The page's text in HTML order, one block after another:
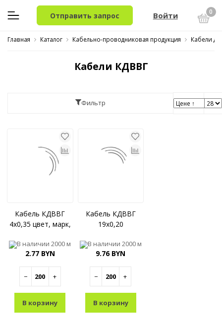
Отправить запрос Войти 0
Главная Каталог Кабельно-проводниковая продукция Кабели
Кабели КДВВГ
Фильтр
Кабель КДВВГ
4x0,35 цвет, марк,
В наличии2000 м
2.77 BYN
− +
В корзину
Кабель КДВВГ
19x0,20
В наличии 2000 м
9.76 BYN
− +
В корзину